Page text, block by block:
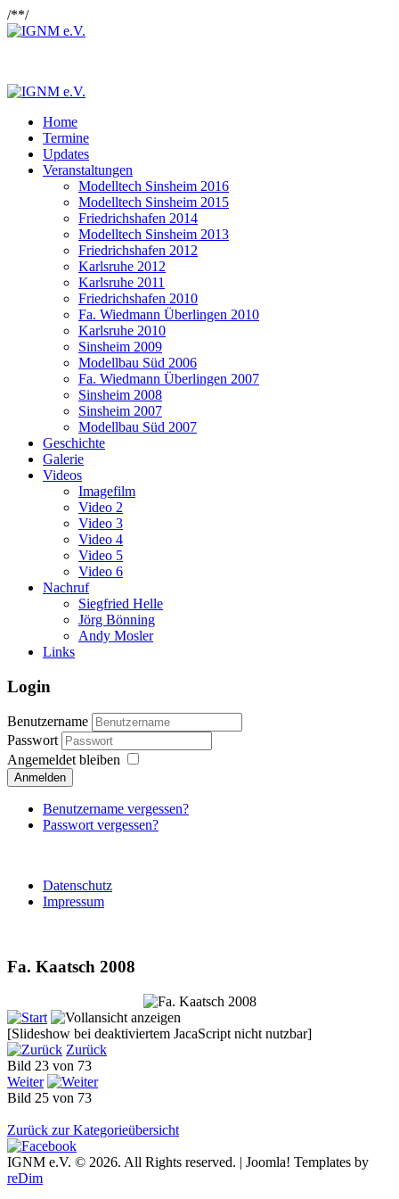
/**/
Home
Termine
Updates
Veranstaltungen
Modelltech Sinsheim 2016
Modelltech Sinsheim 2015
Friedrichshafen 2014
Modelltech Sinsheim 2013
Friedrichshafen 2012
Karlsruhe 2012
Karlsruhe 2011
Friedrichshafen 2010
Fa. Wiedmann Überlingen 2010
Karlsruhe 2010
Sinsheim 2009
Modellbau Süd 2006
Fa. Wiedmann Überlingen 2007
Sinsheim 2008
Sinsheim 2007
Modellbau Süd 2007
Geschichte
Galerie
Videos
Imagefilm
Video 2
Video 3
Video 4
Video 5
Video 6
Nachruf
Siegfried Helle
Jörg Bönning
Andy Mosler
Links
Login
Benutzername
Passwort
Angemeldet bleiben
Anmelden
Benutzername vergessen?
Passwort vergessen?
Datenschutz
Impressum
Fa. Kaatsch 2008
[Slideshow bei deaktiviertem JacaScript nicht nutzbar]
Zurück
Bild 23 von 73
Weiter
Bild 25 von 73
Zurück zur Kategorieübersicht
IGNM e.V. © 2026. All Rights reserved. | Joomla! Templates by
reDim